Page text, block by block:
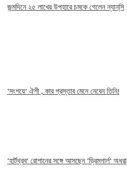
জন্মদিনে ২৫ লাখের উপহারে চমকে গেলেন ন্যান্‌সি
‘সংশয়ে’ ঐশী , কার প্রস্তাব মেনে নেবেন তিনি!
‘হার্টথ্রব’ রোশানের সঙ্গে আসছেন ‘ড্রিমগার্ল’ অধরা